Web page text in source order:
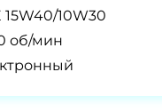
15W40/10W30
об/мин